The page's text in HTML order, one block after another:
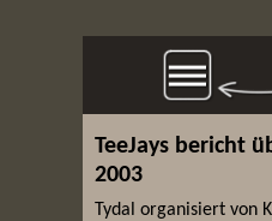
TeeJays bericht
2003
Tydal organisiert von